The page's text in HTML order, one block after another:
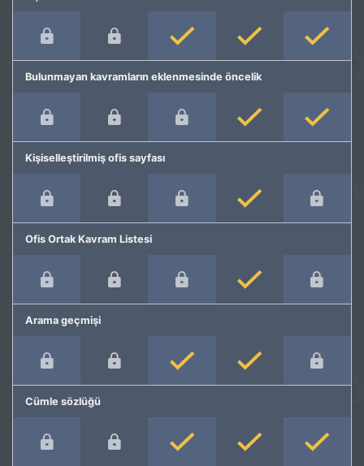
Bulunmayan kavramların eklenmesinde öncelik
Kişiselleştirilmiş ofis sayfası
Ofis Ortak Kavram Listesi
Arama geçmişi
Cümle sözlüğü